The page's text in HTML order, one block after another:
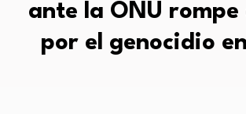
ante la ONU
por el genocidio